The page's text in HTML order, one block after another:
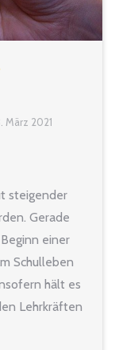
März 2021
steigender
Gerade
einer
Schulleben
hält es
Lehrkräften